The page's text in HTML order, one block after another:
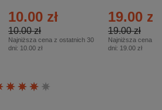
10.00 zł
10.00 zł
Najniższa cena z ostatnich 30
dni: 10.00 zł
– 2/2026
19.00 zł
19.00 zł
Najniższa cena z
dni: 19.00 zł